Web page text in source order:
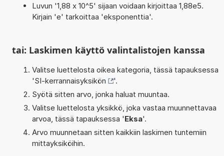
Luvun '1,88 x 10^5' sijaan voidaan kirjoittaa 1,88e5.
Kirjain 'e' tarkoittaa 'eksponenttia'.
tai: Laskimen käyttö valintalistojen kanssa
Valitse luettelosta oikea kategoria, tässä tapauksessa
'SI-kerrannaisyksikön
'.
Syötä sitten arvo, jonka haluat muuntaa.
Valitse luettelosta yksikkö, joka vastaa muunnettavaa
arvoa, tässä tapauksessa 'Eksa'.
Arvo muunnetaan sitten kaikkiin laskimen tuntemiin
mittayksiköihin.